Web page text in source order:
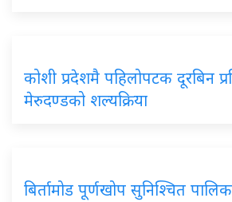
कोशी प्रदेशमै पहिलोपटक दूरबिन
मेरुदण्डको शल्यक्रिया
बिर्तामोड पूर्णखोप सुनिश्चित